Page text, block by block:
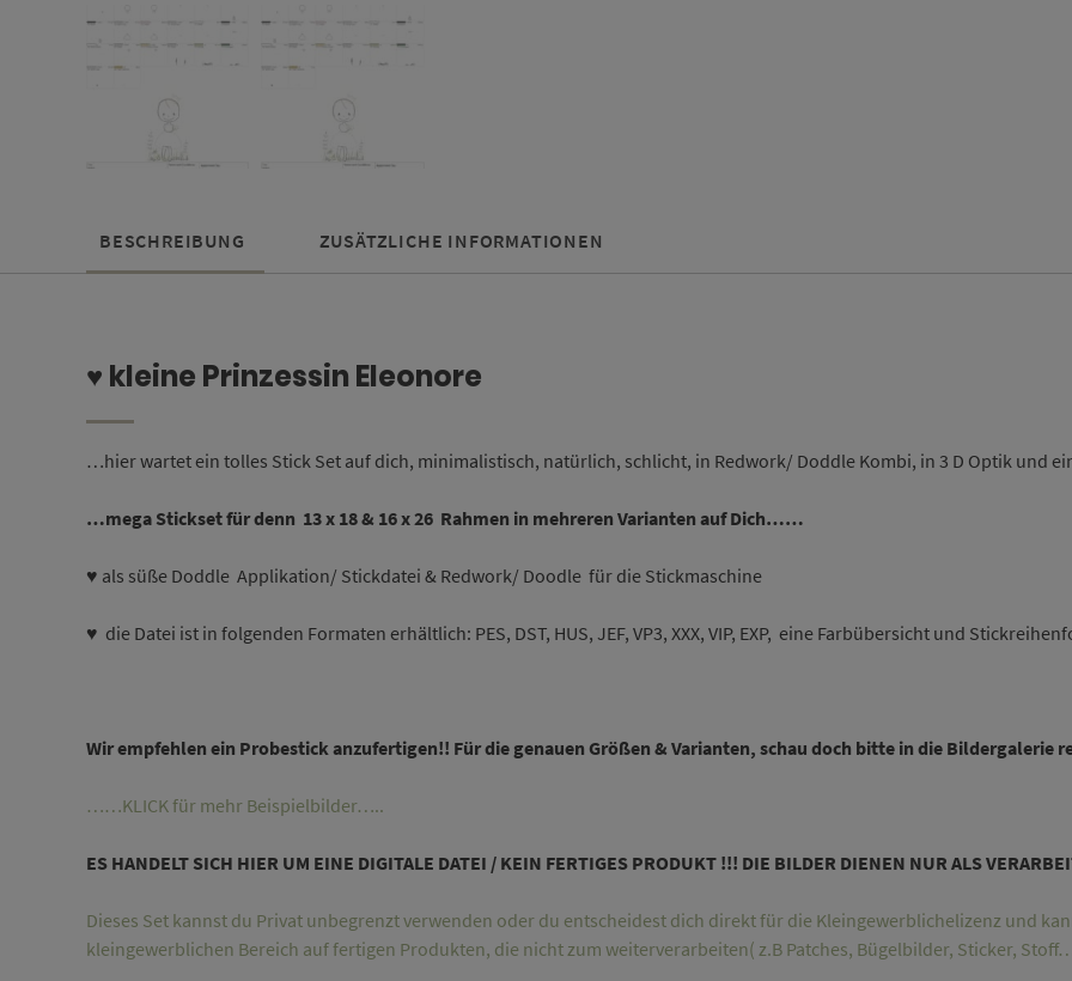
BESCHREIBUNG ZUSÄTZLICHE INFORMATIONEN
♥ kleine Prinzessin Eleonore
…hier wartet ein tolles Stick Set auf dich, minimalistisch, natürlich, schlicht, in Redwork/ Doddle Kombi, in 3 D Optik und
…mega Stickset für denn 13 x 18 & 16 x 26 Rahmen in mehreren Varianten auf Dich……
♥ als süße Doddle Applikation/ Stickdatei & Redwork/ Doodle für die Stickmaschine
♥ die Datei ist in folgenden Formaten erhältlich: PES, DST, HUS, JEF, VP3, XXX, VIP, EXP, eine Farbübersicht und
Wir empfehlen ein Probestick anzufertigen!! Für die genauen Größen & Varianten, schau doch bitte in die Bildergalerie
……KLICK für mehr Beispielbilder…..
ES HANDELT SICH HIER UM EINE DIGITALE DATEI / KEIN FERTIGES PRODUKT !!! DIE BILDER DIENEN NUR ALS
Dieses Set kannst du Privat unbegrenzt verwenden oder du entscheidest dich direkt für die Kleingewerblichelizenz und
kleingewerblichen Bereich auf fertigen Produkten, die nicht zum weiterverarbeiten( z.B Patches, Bügelbilder, Sticker,